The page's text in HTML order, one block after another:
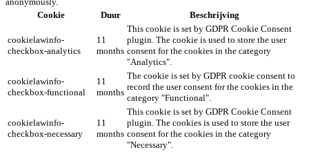
Cookie
Duur Beschrijving
cookielawinfo-
checkbox-analytics
11
months
This cookie is set by GDPR Cookie Consent
plugin. The cookie is used to store the user
consent for the cookies in the category
"Analytics".
cookielawinfo-
checkbox-functional
11
months
The cookie is set by GDPR cookie consent to
record the user consent for the cookies in the
category "Functional".
cookielawinfo-
checkbox-necessary
11
months
This cookie is set by GDPR Cookie Consent
plugin. The cookies is used to store the user
consent for the cookies in the category
"Necessary".